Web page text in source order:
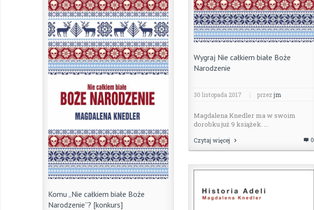
Wygraj Nie całkiem białe Boże
Narodzenie
30 listopada 2017 | przez jm
Magdalena Knedler ma w swoim
dorobku już 9 książek. ...
Czytaj więcej 0
Komu „Nie całkiem białe Boże
Narodzenie”? [konkurs]